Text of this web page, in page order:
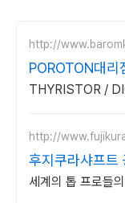
http://
POROTON대리
THYRISTOR /
http://
후지쿠라샤프트
세계의 톱 프로들